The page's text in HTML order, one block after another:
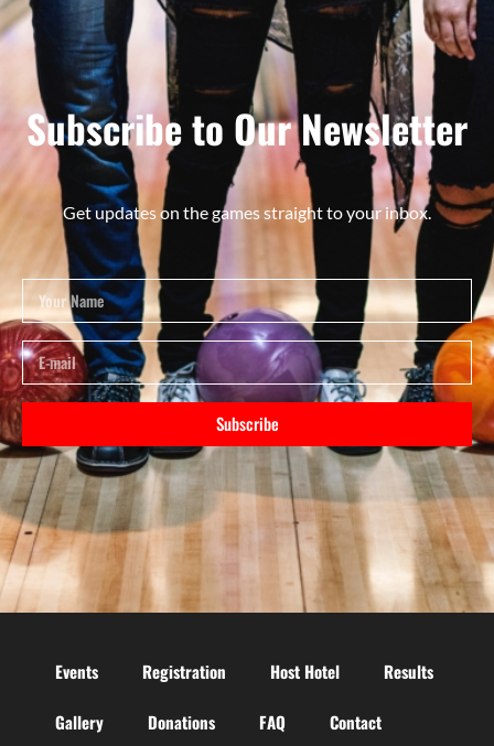
Subscribe to Our Newsletter
Get updates on the games straight to your inbox.
Subscribe
Events Registration Host Hotel Results
Gallery Donations FAQ Contact